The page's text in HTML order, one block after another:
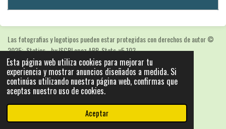
Esta página web utiliza cookies para mejorar tu
experiencia y mostrar anuncios diseñados a medida. Si
continúas utilizando nuestra página web, confirmas que
aceptas nuestro uso de cookies.
Aceptar
Las fotografias y logotipos pueden estar protegidas con derechos de autor©
2025: Statics - by ISCRLopez APP_Stats_v5.103
Con la tecnología deWebador